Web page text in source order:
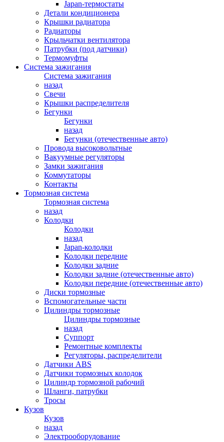
Japan-термостаты
Детали кондиционера
Крышки радиатора
Радиаторы
Крыльчатки вентилятора
Патрубки (под датчики)
Термомуфты
Система зажигания
Система зажигания
назад
Свечи
Крышки распределителя
Бегунки
Бегунки
назад
Бегунки (отечественные авто)
Провода высоковольтные
Вакуумные регуляторы
Замки зажигания
Коммутаторы
Контакты
Тормозная система
Тормозная система
назад
Колодки
Колодки
назад
Japan-колодки
Колодки передние
Колодки задние
Колодки задние (отечественные авто)
Колодки передние (отечественные авто)
Диски тормозные
Вспомогательные части
Цилиндры тормозные
Цилиндры тормозные
назад
Суппорт
Ремонтные комплекты
Регуляторы, распределители
Датчики ABS
Датчики тормозных колодок
Цилиндр тормозной рабочий
Шланги, патрубки
Тросы
Кузов
Кузов
назад
Электрооборудование